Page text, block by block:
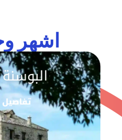
اشهر
البوسنة
تفاصيل